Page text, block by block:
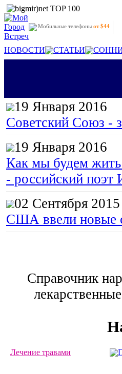
Мобильные телефоны от $44
НОВОСТИ СТАТЬИ
19 Января 2016
Советский Союз -
19 Января 2016
Как мы будем жить
- российский поэт
02 Сентября 2015
США ввели новые
Справочник
Лечение травами